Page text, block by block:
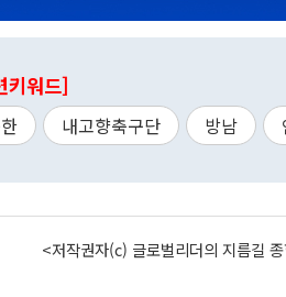
키워드]
내고향축구단 방남
<저작권자(c) 글로벌리더의 지름길